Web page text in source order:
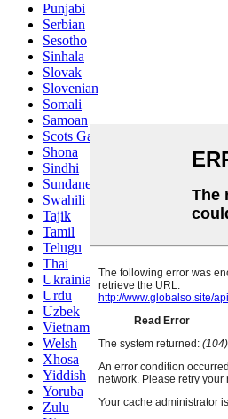
Punjabi
Serbian
Sesotho
Sinhala
Slovak
Slovenian
Somali
Samoan
Scots Gaelic
Shona
Sindhi
Sundanese
Swahili
Tajik
Tamil
Telugu
Thai
Ukrainian
Urdu
Uzbek
Vietnamese
Welsh
Xhosa
Yiddish
Yoruba
Zulu